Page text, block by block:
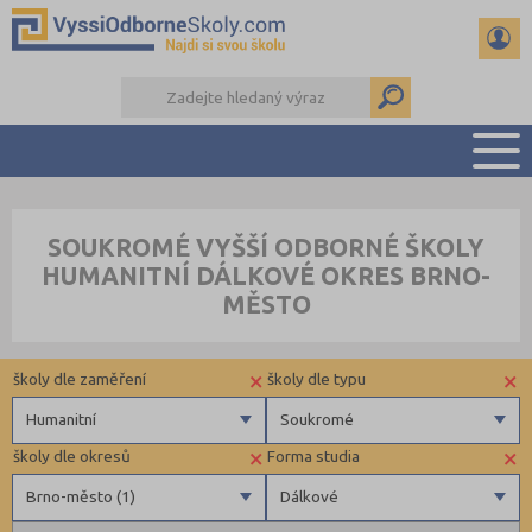
PŘÍPRAVA NA PŘIJÍMAČKY
KALENDÁŘ AKCÍ
DALŠÍ DRUHY ŠKOL
SOUKROMÉ VYŠŠÍ ODBORNÉ ŠKOLY
HUMANITNÍ DÁLKOVÉ OKRES BRNO-
MĚSTO
×
Dálkové
Forma studia
×
Brno-město (1)
školy dle okresů
×
Soukromé
školy dle typu
Soukromé
×
Humanitní
školy dle zaměření
Zdravotnické
Ekonomické